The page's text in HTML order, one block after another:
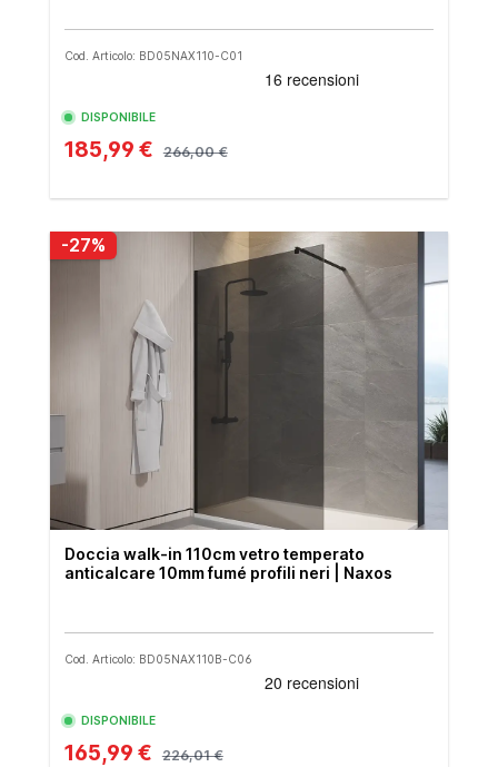
Cod. Articolo: BD05NAX110-C01
DISPONIBILE
185,99 € 266,00 €
-27%
Doccia walk-in 110cm vetro temperato
anticalcare 10mm fumé profili neri | Naxos
Cod. Articolo: BD05NAX110B-C06
DISPONIBILE
165,99 € 226,01 €